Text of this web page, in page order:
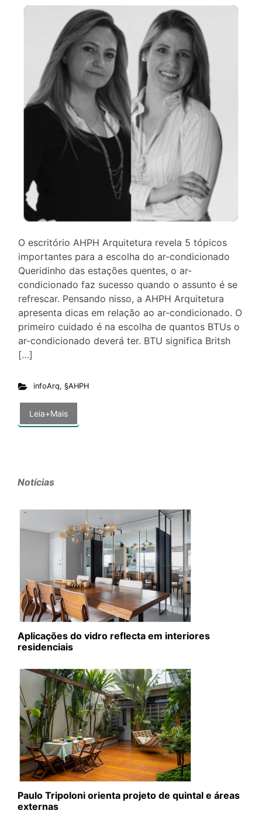
O escritório AHPH Arquitetura revela 5 tópicos
importantes para a escolha do ar-condicionado
Queridinho das estações quentes, o ar-
condicionado faz sucesso quando o assunto é se
refrescar. Pensando nisso, a AHPH Arquitetura
apresenta dicas em relação ao ar-condicionado. O
primeiro cuidado é na escolha de quantos BTUs o
ar-condicionado deverá ter. BTU significa Britsh
[…]
infoArq, §AHPH
Leia+Mais
Notícias
Aplicações do vidro reflecta em interiores
residenciais
Paulo Tripoloni orienta projeto de quintal e áreas
externas